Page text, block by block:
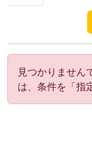
見つかりません
は、条件を「指